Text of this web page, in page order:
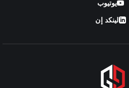
يوتيوب
لينكد إن